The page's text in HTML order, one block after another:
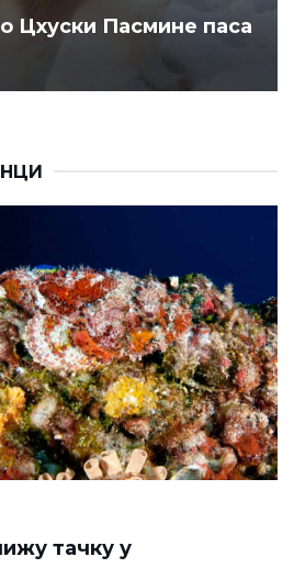
Цхуски Пасмине паса
тачку у